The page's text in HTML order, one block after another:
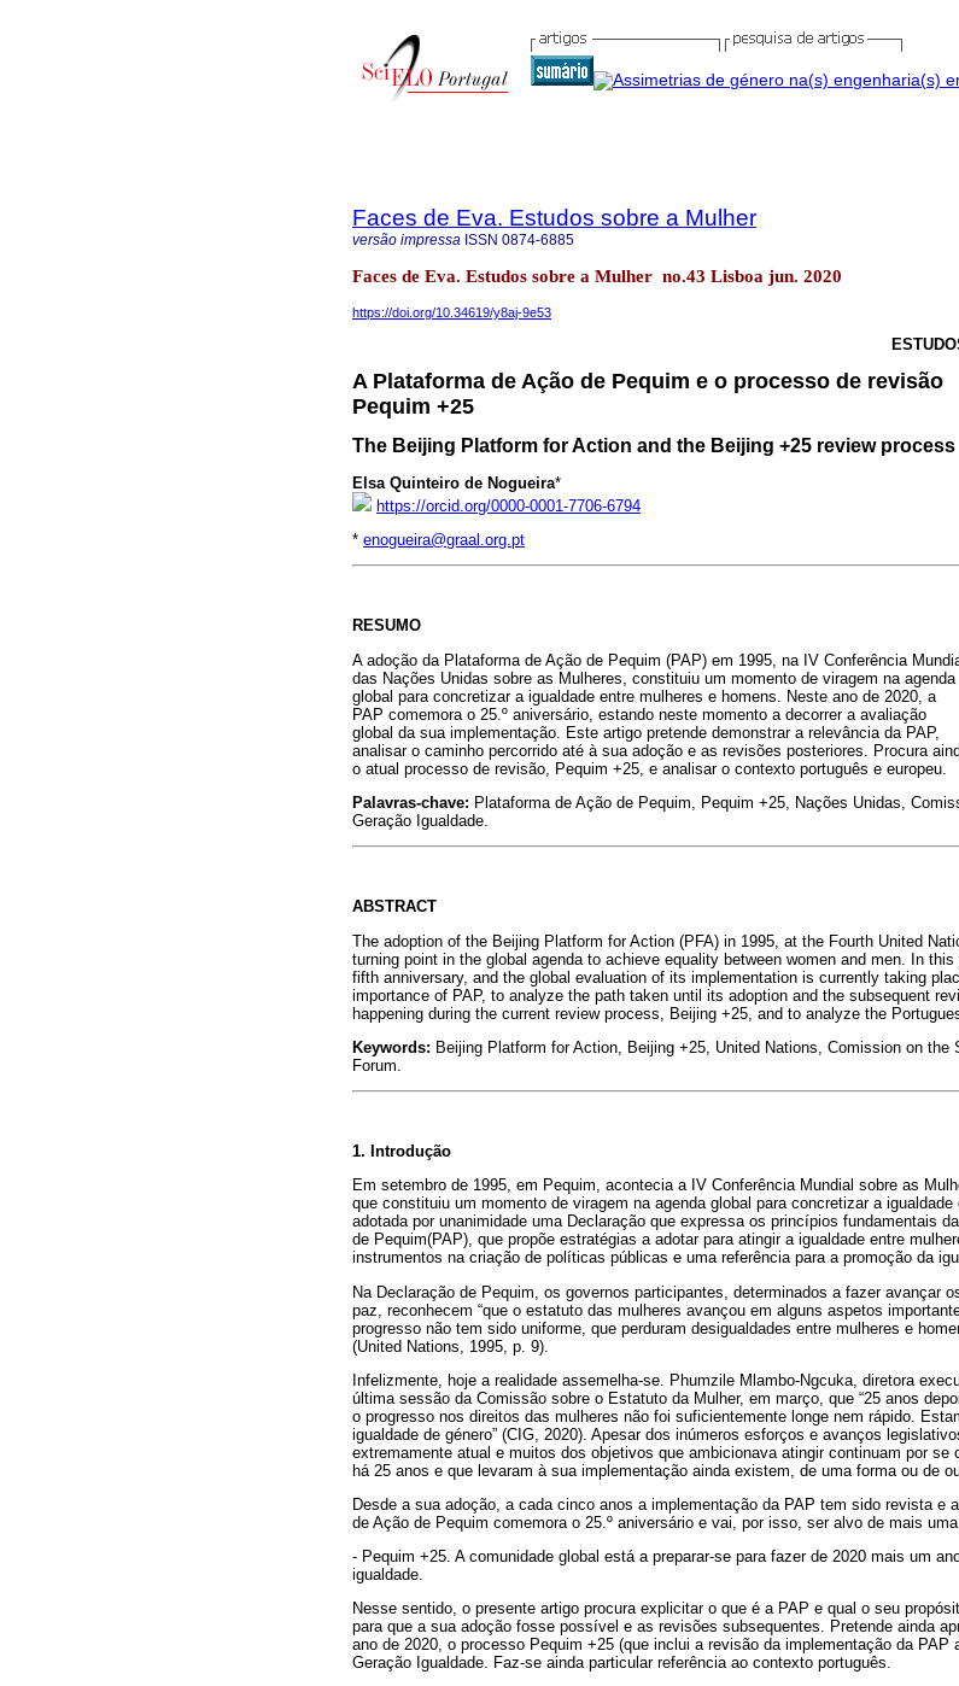
Faces de Eva. Estudos sobre a Mulher
versão impressa ISSN 0874-6885
Faces de Eva. Estudos sobre a Mulher no.43 Lisboa jun. 2020
https://doi.org/10.34619/y8aj-9e53
A Plataforma de Ação de Pequim e o processo de revisão
Pequim +25
The Beijing Platform for Action and the Beijing +25 review process
Elsa Quinteiro de Nogueira*
https://orcid.org/0000-0001-7706-6794
* enogueira@graal.org.pt
RESUMO
A adoção da Plataforma de Ação de Pequim (PAP) em 1995, na IV Conferência
das Nações Unidas sobre as Mulheres, constituiu um momento de viragem na agenda
global para concretizar a igualdade entre mulheres e homens. Neste ano de 2020, a
PAP comemora o 25.º aniversário, estando neste momento a decorrer a avaliação
global da sua implementação. Este artigo pretende demonstrar a relevância da PAP,
analisar o caminho percorrido até à sua adoção e as revisões posteriores. Procura
o atual processo de revisão, Pequim +25, e analisar o contexto português e europeu.
Palavras-chave: Plataforma de Ação de Pequim, Pequim +25, Nações Unidas,
Geração Igualdade.
ABSTRACT
The adoption of the Beijing Platform for Action (PFA) in 1995, at the Fourth United
turning point in the global agenda to achieve equality between women and men. In
fifth anniversary, and the global evaluation of its implementation is currently taking
importance of PAP, to analyze the path taken until its adoption and the subsequent
happening during the current review process, Beijing +25, and to analyze the
Keywords: Beijing Platform for Action, Beijing +25, United Nations, Comission on the
Forum.
1. Introdução
Em setembro de 1995, em Pequim, acontecia a IV Conferência Mundial sobre as
que constituiu um momento de viragem na agenda global para concretizar a
adotada por unanimidade uma Declaração que expressa os princípios fundamentais
de Pequim(PAP), que propõe estratégias a adotar para atingir a igualdade entre
instrumentos na criação de políticas públicas e uma referência para a promoção da
Na Declaração de Pequim, os governos participantes, determinados a fazer avançar
paz, reconhecem “que o estatuto das mulheres avançou em alguns aspetos
progresso não tem sido uniforme, que perduram desigualdades entre mulheres e
(United Nations, 1995, p. 9).
Infelizmente, hoje a realidade assemelha-se. Phumzile Mlambo-Ngcuka, diretora
última sessão da Comissão sobre o Estatuto da Mulher, em março, que “25 anos
o progresso nos direitos das mulheres não foi suficientemente longe nem rápido.
igualdade de género” (CIG, 2020). Apesar dos inúmeros esforços e avanços
extremamente atual e muitos dos objetivos que ambicionava atingir continuam por se
há 25 anos e que levaram à sua implementação ainda existem, de uma forma ou de
Desde a sua adoção, a cada cinco anos a implementação da PAP tem sido revista e
de Ação de Pequim comemora o 25.º aniversário e vai, por isso, ser alvo de mais
- Pequim +25. A comunidade global está a preparar-se para fazer de 2020 mais um
igualdade.
Nesse sentido, o presente artigo procura explicitar o que é a PAP e qual o seu
para que a sua adoção fosse possível e as revisões subsequentes. Pretende ainda
ano de 2020, o processo Pequim +25 (que inclui a revisão da implementação da PAP
Geração Igualdade. Faz-se ainda particular referência ao contexto português.